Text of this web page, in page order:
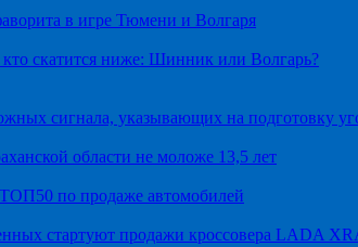
в игре Тюмени и Волгаря
скатится ниже: Шинник или Волгарь?
сигнала, указывающих на подготовку
области не моложе 13,5 лет
по продаже автомобилей
стартуют продажи кроссовера LADA